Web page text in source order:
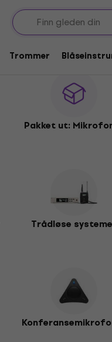
Trommer
Pakket ut:
Trådløse